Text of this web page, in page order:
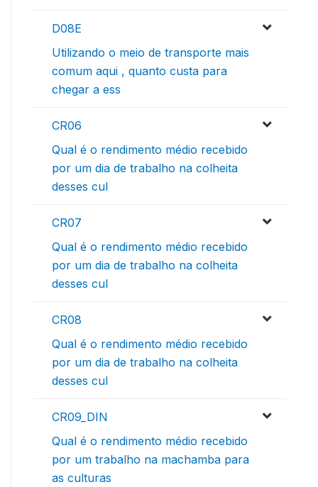
D08E
Utilizando o meio de transporte mais
comum aqui , quanto custa para
chegar a ess
CR06
Qual é o rendimento médio recebido
por um dia de trabalho na colheita
desses cul
CR07
Qual é o rendimento médio recebido
por um dia de trabalho na colheita
desses cul
CR08
Qual é o rendimento médio recebido
por um dia de trabalho na colheita
desses cul
CR09_DIN
Qual é o rendimento médio recebido
por um trabalho na machamba para
as culturas